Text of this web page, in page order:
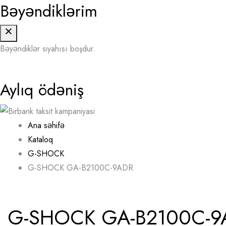
Bəyəndiklərim
Bəyəndiklər siyahısı boşdur.
Aylıq ödəniş
Ana səhifə
Kataloq
G-SHOCK
G-SHOCK GA-B2100C-9ADR
G-SHOCK GA-B2100C-